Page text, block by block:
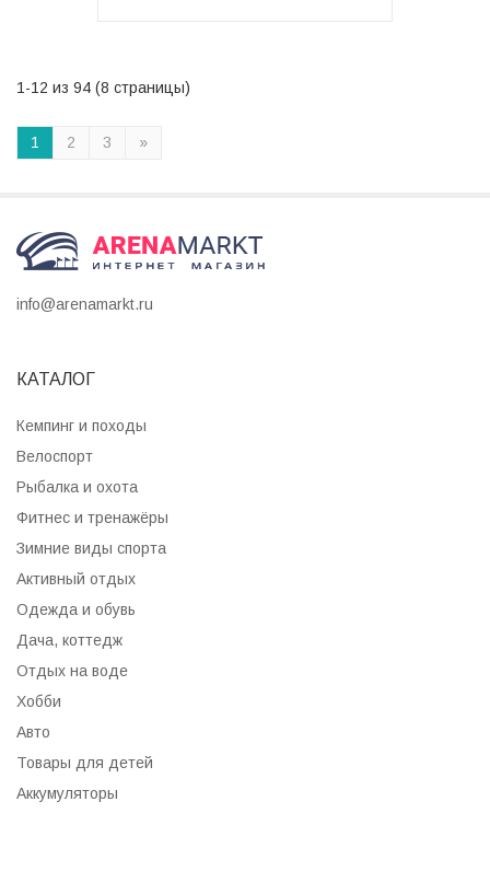
1-12 из 94 (8 страницы)
1 2 3 »
info@arenamarkt.ru
КАТАЛОГ
Кемпинг и походы
Велоспорт
Рыбалка и охота
Фитнес и тренажёры
Зимние виды спорта
Активный отдых
Одежда и обувь
Дача, коттедж
Отдых на воде
Хобби
Авто
Товары для детей
Аккумуляторы